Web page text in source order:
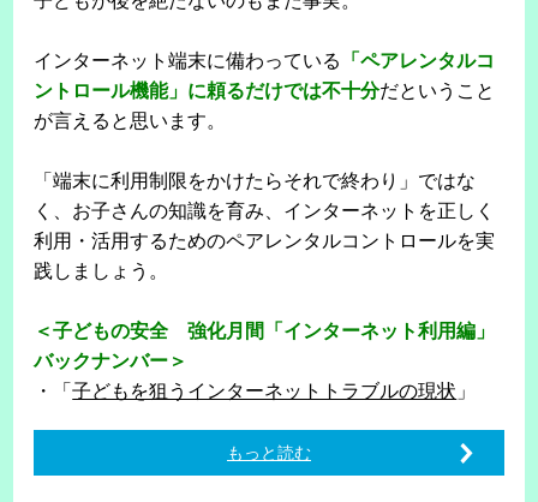
インターネット端末に備わっている
「ペアレンタルコ
ントロール機能」に頼るだけでは不十分だということ
が言えると思います。
「端末に利用制限をかけたらそれで終わり」ではな
く、お子さんの知識を育み、インターネットを正しく
利用・活用するためのペアレンタルコントロールを実
践しましょう。
＜子どもの安全 強化月間「インターネット利用編」
バックナンバー＞
・「子どもを狙うインターネットトラブルの現状 」
もっと読む